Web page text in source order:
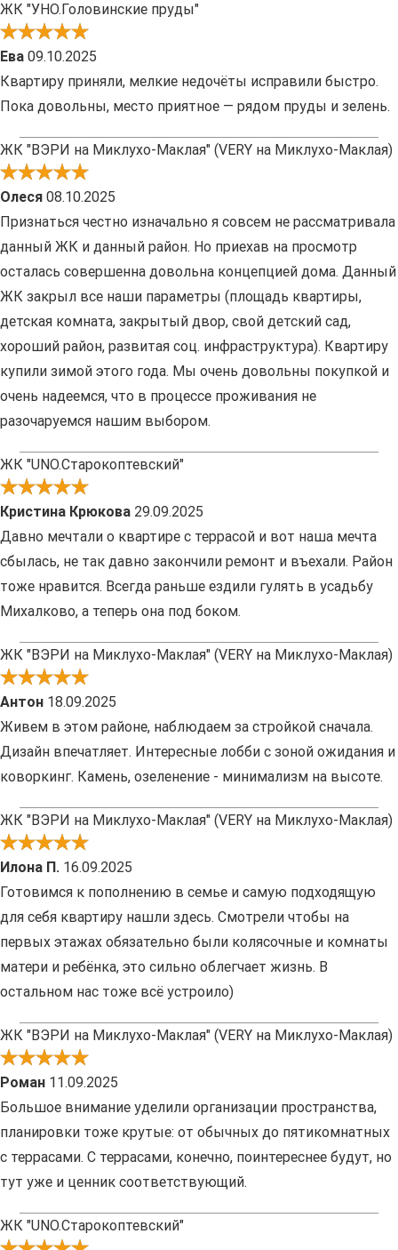
ЖК "УНО.Головинские пруды"
Ева 09.10.2025
Квартиру приняли, мелкие недочёты исправили быстро.
Пока довольны, место приятное — рядом пруды и зелень.
ЖК "ВЭРИ на Миклухо-Маклая" (VERY на Миклухо-Маклая)
Олеся 08.10.2025
Признаться честно изначально я совсем не рассматривала
данный ЖК и данный район. Но приехав на просмотр
осталась совершенна довольна концепцией дома. Данный
ЖК закрыл все наши параметры (площадь квартиры,
детская комната, закрытый двор, свой детский сад,
хороший район, развитая соц. инфраструктура). Квартиру
купили зимой этого года. Мы очень довольны покупкой и
очень надеемся, что в процессе проживания не
разочаруемся нашим выбором.
ЖК "UNO.Старокоптевский"
Кристина Крюкова 29.09.2025
Давно мечтали о квартире с террасой и вот наша мечта
сбылась, не так давно закончили ремонт и въехали. Район
тоже нравится. Всегда раньше ездили гулять в усадьбу
Михалково, а теперь она под боком.
ЖК "ВЭРИ на Миклухо-Маклая" (VERY на Миклухо-Маклая)
Антон 18.09.2025
Живем в этом районе, наблюдаем за стройкой сначала.
Дизайн впечатляет. Интересные лобби с зоной ожидания и
коворкинг. Камень, озеленение - минимализм на высоте.
ЖК "ВЭРИ на Миклухо-Маклая" (VERY на Миклухо-Маклая)
Илона П. 16.09.2025
Готовимся к пополнению в семье и самую подходящую
для себя квартиру нашли здесь. Смотрели чтобы на
первых этажах обязательно были колясочные и комнаты
матери и ребёнка, это сильно облегчает жизнь. В
остальном нас тоже всё устроило)
ЖК "ВЭРИ на Миклухо-Маклая" (VERY на Миклухо-Маклая)
Роман 11.09.2025
Большое внимание уделили организации пространства,
планировки тоже крутые: от обычных до пятикомнатных
с террасами. С террасами, конечно, поинтереснее будут, но
тут уже и ценник соответствующий.
ЖК "UNO.Старокоптевский"